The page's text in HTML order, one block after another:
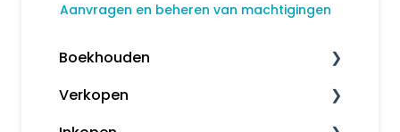
Aanvragen en beheren van machtigingen
Boekhouden
Boekhouden
Verkopen